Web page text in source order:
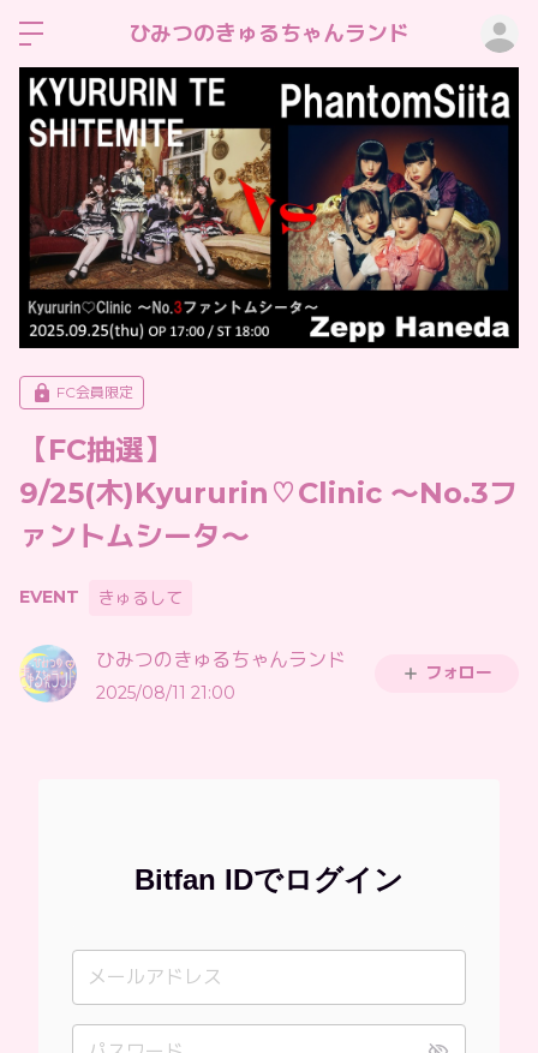
ひみつのきゅるちゃんランド
FC会員限定
【FC抽選】
9/25(木)Kyururin♡Clinic 〜No.3フ
ァントムシータ〜
EVENT きゅるして
ひみつのきゅるちゃんランド
2025/08/11 21:00
フォロー
Bitfan IDでログイン